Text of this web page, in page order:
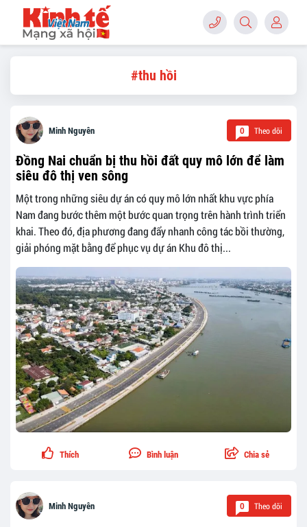
#thu hồi
Minh Nguyên 0 Theo dõi
Đồng Nai chuẩn bị thu hồi đất quy mô lớn để làm
siêu đô thị ven sông
Một trong những siêu dự án có quy mô lớn nhất khu vực phía
Nam đang bước thêm một bước quan trọng trên hành trình triển
khai. Theo đó, địa phương đang đẩy nhanh công tác bồi thường,
giải phóng mặt bằng để phục vụ dự án Khu đô thị...
Thích Bình luận Chia sẻ
Minh Nguyên 0 Theo dõi